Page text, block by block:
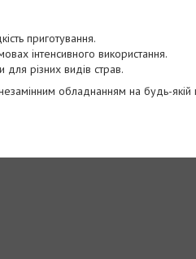
приготування.
інтенсивного використання.
різних видів страв.
обладнанням на будь-якій